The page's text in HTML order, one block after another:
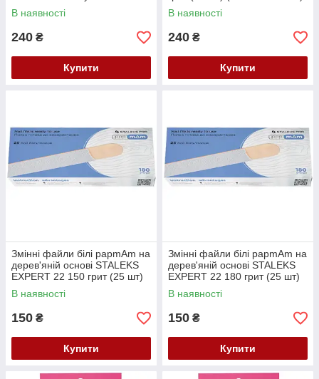
STALEKS PRO 180 грит
(ATSC-180w)
В наявності
240 ₴
Купити
В наявності
240 ₴
Купити
Змінні файли білі papmAm на
дерев'яній основі STALEKS
EXPERT 22 150 грит (25 шт)
DWCE-22-150/25w
В наявності
150 ₴
Купити
Змінні файли білі papmAm на
дерев'яній основі STALEKS
EXPERT 22 180 грит (25 шт)
DWCE-22-180/25w
В наявності
150 ₴
Купити